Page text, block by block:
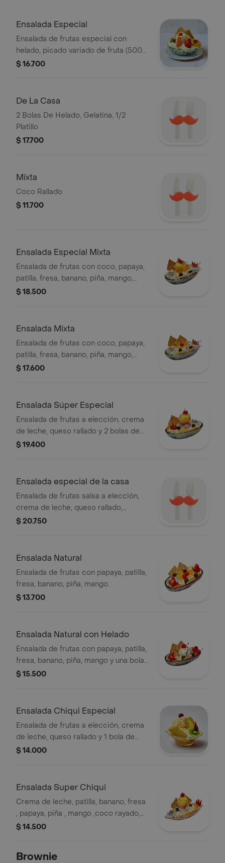
Ensalada Especial
Ensalada de frutas especial con
helado, picado variado de fruta (500
g) .
$ 16.700
De La Casa
2 Bolas De Helado, Gelatina, 1/2
Platillo
$ 17.700
Mixta
Coco Rallado
$ 11.700
Ensalada Especial Mixta
Ensalada de frutas con coco, papaya,
patilla, fresa, banano, piña, mango,
crema de leche, queso rallado y
$ 18.500
Ensalada Mixta
Ensalada de frutas con coco, papaya,
patilla, fresa, banano, piña, mango,
crema de leche, queso rallado.
$ 17.600
Ensalada Súper Especial
Ensalada de frutas a elección, crema
de leche, queso rallado y 2 bolas de
helado.
$ 19.400
Ensalada especial de la casa
Ensalada de frutas salsa a elección,
crema de leche, queso rallado,
gelatina, barquillos, 2 bolas de helado.
$ 20.750
Ensalada Natural
Ensalada de frutas con papaya, patilla,
fresa, banano, piña, mango.
$ 13.700
Ensalada Natural con Helado
Ensalada de frutas con papaya, patilla,
fresa, banano, piña, mango y una bola
de helado.
$ 15.500
Ensalada Chiqui Especial
Ensalada de frutas a elección, crema
de leche, queso rallado y 1 bola de
helado.
$ 14.000
Ensalada Super Chiqui
Crema de leche, patilla, banano, fresa
, papaya, piña , mango ,coco rayado,
queso rallado y 2 bolas de helado
$ 14.500
Brownie